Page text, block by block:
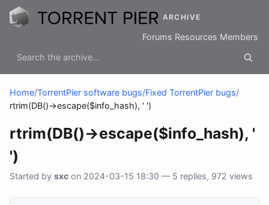
ARCHIVE
Forums Resources Members
Home/TorrentPier software bugs/Fixed TorrentPier bugs/
rtrim(DB()->escape($info_hash), ' ')
rtrim(DB()->escape($info_hash), '
')
Started by sхс on 2024-03-15 18:30 — 5 replies, 972 views